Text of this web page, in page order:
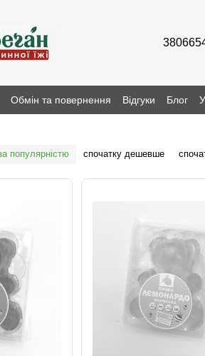
Обмін та повернення Відгуки Блог
популярністю спочатку дешевше